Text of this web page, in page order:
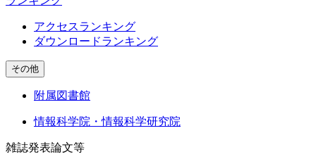
アクセスランキング
ダウンロードランキング
その他
附属図書館
情報科学院・情報科学研究院
雑誌発表論文等